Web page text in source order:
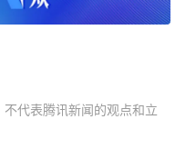
代表腾讯新闻的观点和立